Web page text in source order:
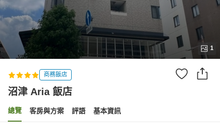
1
商務飯店
沼津 Aria 飯店
總覽 客房與方案 評語 基本資訊